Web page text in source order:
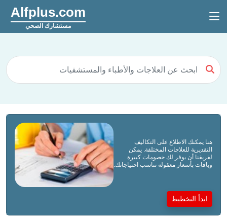
Alfplus.com
مستشارك الصحي
هنا يمكنك الاطلاع على التكاليف
التقديرية للعلاجات المختلفة. يمكن
لفريقنا أن يوفر لك خصومات كبيرة
وباقات بأسعار معقولة تناسب احتياجاتك.
ابدأ التخطيط